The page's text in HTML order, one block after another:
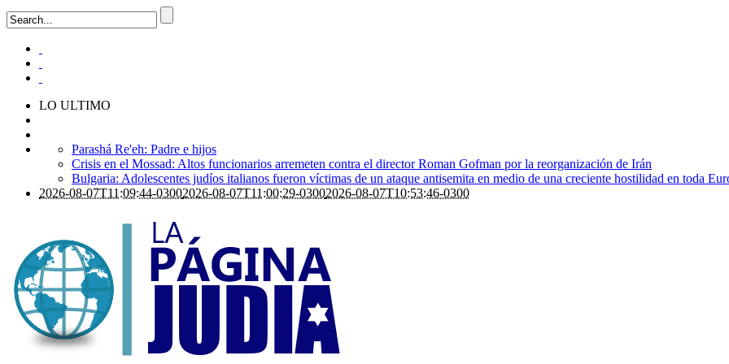
LO ULTIMO
Parashá Re'eh: Padre e hijos
Crisis en el Mossad: Altos funcionarios arremeten contra el director Roman Gofman por la reorganización de Irán
Bulgaria: Adolescentes judíos italianos fueron víctimas de un ataque antisemita en medio de una creciente hostilidad en toda
2026-08-07T11:09:44-03002026-08-07T11:00:29-03002026-08-07T10:53:46-0300